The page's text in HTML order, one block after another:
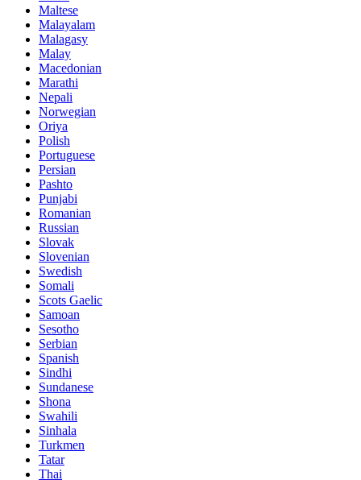
Maltese
Malayalam
Malagasy
Malay
Macedonian
Marathi
Nepali
Norwegian
Oriya
Polish
Portuguese
Persian
Pashto
Punjabi
Romanian
Russian
Slovak
Slovenian
Swedish
Somali
Scots Gaelic
Samoan
Sesotho
Serbian
Spanish
Sindhi
Sundanese
Shona
Swahili
Sinhala
Turkmen
Tatar
Thai